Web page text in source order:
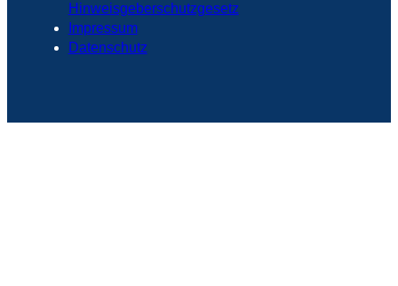
Hinweisgeberschutzgesetz
Impressum
Datenschutz